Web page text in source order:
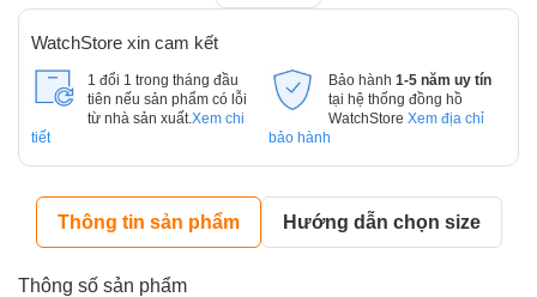
WatchStore xin cam kết
1 đổi 1 trong tháng đầu
tiên nếu sản phẩm có lỗi
từ nhà sản xuất. Xem chi
tiết
Bảo hành 1-5 năm uy tín
tại hệ thống đồng hồ
WatchStore Xem địa chỉ
bảo hành
Thông tin sản phẩm Hướng dẫn chọn size
Thông số sản phẩm